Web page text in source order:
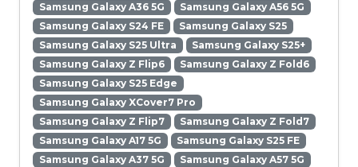
Samsung Galaxy A36 5G
Samsung Galaxy A56 5G
Samsung Galaxy S24 FE
Samsung Galaxy S25
Samsung Galaxy S25 Ultra
Samsung Galaxy S25+
Samsung Galaxy Z Flip6
Samsung Galaxy Z Fold6
Samsung Galaxy S25 Edge
Samsung Galaxy XCover7 Pro
Samsung Galaxy Z Flip7
Samsung Galaxy Z Fold7
Samsung Galaxy A17 5G
Samsung Galaxy S25 FE
Samsung Galaxy A37 5G
Samsung Galaxy A57 5G